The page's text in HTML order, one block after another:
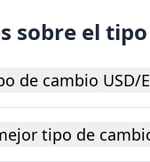
sobre el tipo
de cambio USD/
tipo de